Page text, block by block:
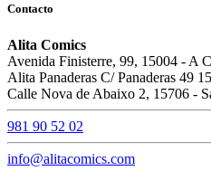
Contacto
Alita Comics
Avenida Finisterre, 99, 15004 - A
Alita Panaderas C/ Panaderas 49
Calle Nova de Abaixo 2, 15706 -
981 90 52 02
info@alitacomics.com